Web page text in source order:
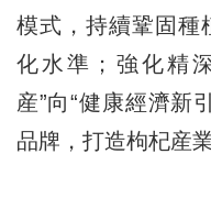
模式，持續鞏固種
化水準；強化精
産”向“健康經濟新
品牌，打造枸杞産業